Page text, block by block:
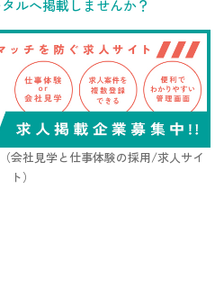
ルへ掲載しませんか？
会社見学と仕事体験の採用/求人サイ
ト）